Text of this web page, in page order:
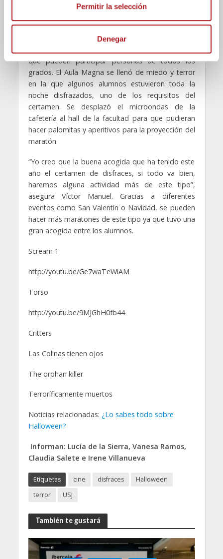
Permitir la selección
Denegar
podamos estar aquí de noche en la Facultad.”
Vista la buena respuesta se va a mantener la
proyección del maratón de noche. Esta edición se
que pueden participar personas de todos los
grados. El Aula Magna se llenó de miedo y terror
en la que algunos alumnos estuvieron toda la
noche disfrazados, uno de los requisitos del
certamen. Se desplazó el microondas de la
cafetería al hall de la facultad para que pudieran
hacer palomitas y aperitivos para la proyección del
maratón.
“Yo creo que la buena acogida que ha tenido este
año el certamen de disfraces, si todo va bien,
haremos alguna actividad más de este tipo”,
asegura Víctor Manuel. Gracias a diferentes
eventos como San Valentín o Navidad, se pueden
hacer más maratones de este tipo ya que tuvo una
gran acogida entre los alumnos.
Scream 1
http://youtu.be/Ge7waTeWiAM
Torso
http://youtu.be/9MJGhH0fb44
Critters
Las Colinas tienen ojos
The orphan killer
Terroríficamente muertos
Noticias relacionadas: ¿Lo sabes todo sobre
Halloween?
Informan: Lucía de la Sierra, Vanesa Ramos,
Claudia Salete e Irene Villanueva
Etiquetas cine disfraces
Halloween
terror
USJ
También te gustará